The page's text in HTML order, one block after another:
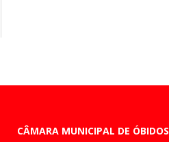
CÂMARA MUNICIPAL DE ÓBIDOS